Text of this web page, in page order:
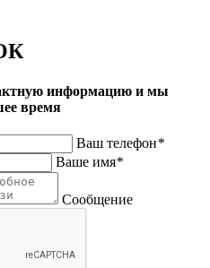
информацию и мы
время
Ваш телефон*
Ваше имя*
Сообщение